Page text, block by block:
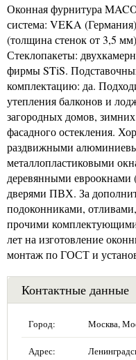
Оконная фурнитура
система: VEKA
(толщина стенок от 3,5
Стеклопакеты:
фирмы STiS.
комплектацию: да.
утепления балконов и
загородных домов,
фасадного остекления.
раздвижными
металлопластиковыми
деревянными евроокнами
дверями ПВХ. За
подоконниками,
прочими комплектующими
лет на изготовление
монтаж по ГОСТ и
Контактные данные
Город: Москва,
Адрес: